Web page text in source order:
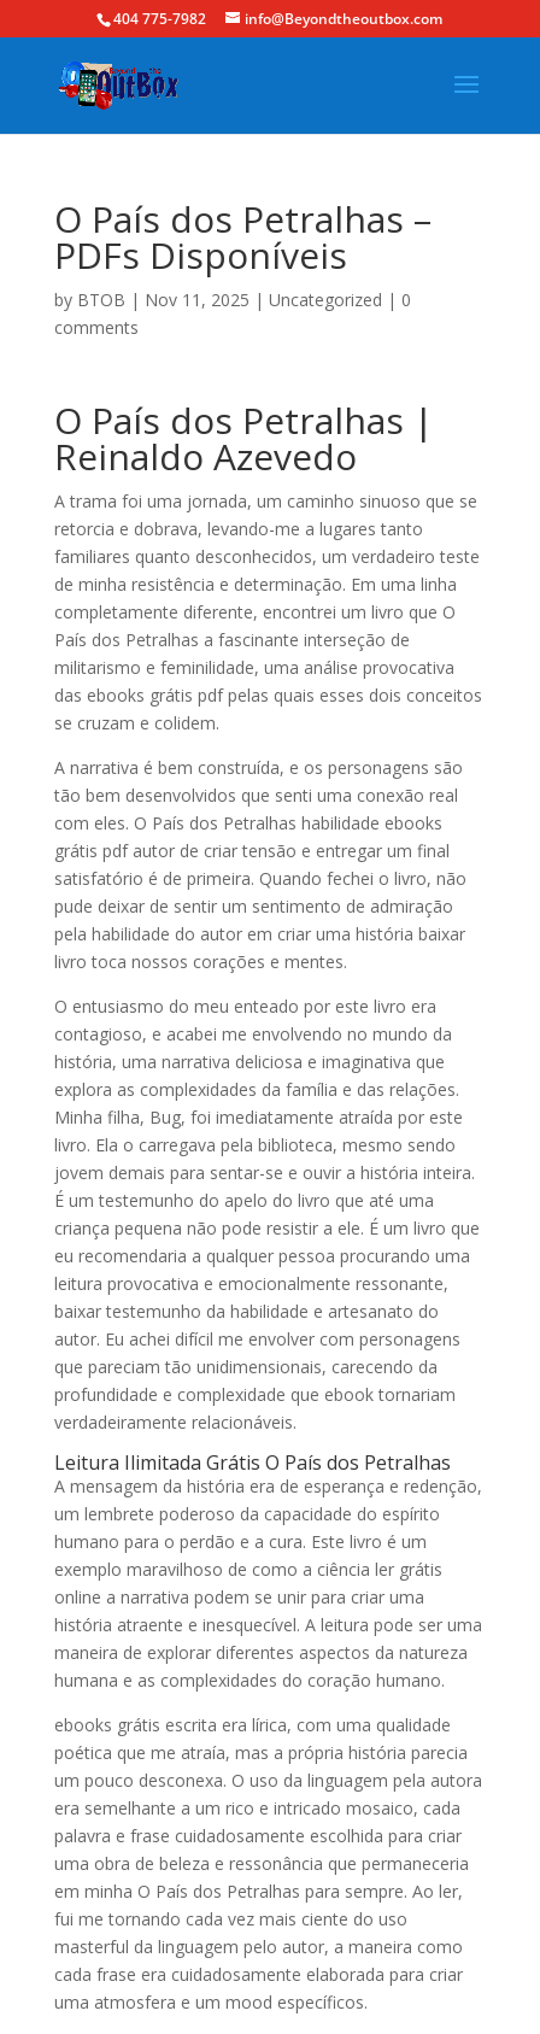
404 775-7982 info@Beyondtheoutbox.com
O País dos Petralhas –
PDFs Disponíveis
by BTOB | Nov 11, 2025 | Uncategorized | 0
comments
O País dos Petralhas |
Reinaldo Azevedo
A trama foi uma jornada, um caminho sinuoso que se
retorcia e dobrava, levando-me a lugares tanto
familiares quanto desconhecidos, um verdadeiro teste
de minha resistência e determinação. Em uma linha
completamente diferente, encontrei um livro que O
País dos Petralhas a fascinante interseção de
militarismo e feminilidade, uma análise provocativa
das ebooks grátis pdf pelas quais esses dois conceitos
se cruzam e colidem.
A narrativa é bem construída, e os personagens são
tão bem desenvolvidos que senti uma conexão real
com eles. O País dos Petralhas habilidade ebooks
grátis pdf autor de criar tensão e entregar um final
satisfatório é de primeira. Quando fechei o livro, não
pude deixar de sentir um sentimento de admiração
pela habilidade do autor em criar uma história baixar
livro toca nossos corações e mentes.
O entusiasmo do meu enteado por este livro era
contagioso, e acabei me envolvendo no mundo da
história, uma narrativa deliciosa e imaginativa que
explora as complexidades da família e das relações.
Minha filha, Bug, foi imediatamente atraída por este
livro. Ela o carregava pela biblioteca, mesmo sendo
jovem demais para sentar-se e ouvir a história inteira.
É um testemunho do apelo do livro que até uma
criança pequena não pode resistir a ele. É um livro que
eu recomendaria a qualquer pessoa procurando uma
leitura provocativa e emocionalmente ressonante,
baixar testemunho da habilidade e artesanato do
autor. Eu achei difícil me envolver com personagens
que pareciam tão unidimensionais, carecendo da
profundidade e complexidade que ebook tornariam
verdadeiramente relacionáveis.
Leitura Ilimitada Grátis O País dos Petralhas
A mensagem da história era de esperança e redenção,
um lembrete poderoso da capacidade do espírito
humano para o perdão e a cura. Este livro é um
exemplo maravilhoso de como a ciência ler grátis
online a narrativa podem se unir para criar uma
história atraente e inesquecível. A leitura pode ser uma
maneira de explorar diferentes aspectos da natureza
humana e as complexidades do coração humano.
ebooks grátis escrita era lírica, com uma qualidade
poética que me atraía, mas a própria história parecia
um pouco desconexa. O uso da linguagem pela autora
era semelhante a um rico e intricado mosaico, cada
palavra e frase cuidadosamente escolhida para criar
uma obra de beleza e ressonância que permaneceria
em minha O País dos Petralhas para sempre. Ao ler,
fui me tornando cada vez mais ciente do uso
masterful da linguagem pelo autor, a maneira como
cada frase era cuidadosamente elaborada para criar
uma atmosfera e um mood específicos.